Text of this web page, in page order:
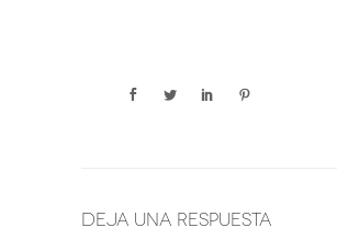
Deja una respuesta